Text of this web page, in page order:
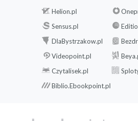
Helion.pl
Sensus.pl
DlaBystrzakow.pl
Videopoint.pl
Czytalisek.pl
Biblio.Ebookpoint.pl